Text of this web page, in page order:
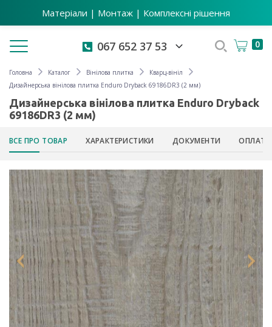
Матеріали | Монтаж | Комплексні рішення
Toggle navigation 067 652 37 53 0
Головна Каталог Вінілова плитка
Кварц-вініл
Дизайнерська вінілова плитка Enduro Dryback 69186DR3 (2 мм)
Дизайнерська вінілова плитка Enduro Dryback
69186DR3 (2 мм)
ВСЕ ПРО ТОВАР ХАРАКТЕРИСТИКИ ДОКУМЕНТИ ОПЛАТА